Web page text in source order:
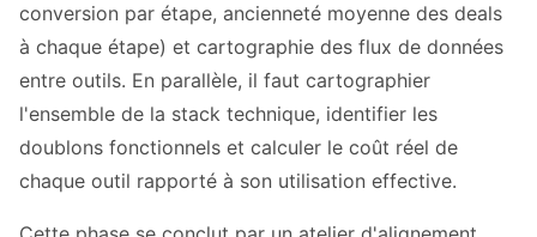
conversion par étape, ancienneté moyenne des deals
à chaque étape) et cartographie des flux de données
entre outils. En parallèle, il faut cartographier
l'ensemble de la stack technique, identifier les
doublons fonctionnels et calculer le coût réel de
chaque outil rapporté à son utilisation effective.